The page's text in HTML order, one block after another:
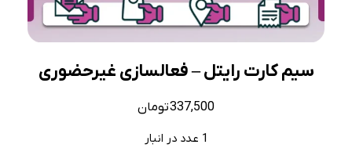
سیم کارت رایتل – فعالسازی غیرحضوری
337,500تومان
1 عدد در انبار